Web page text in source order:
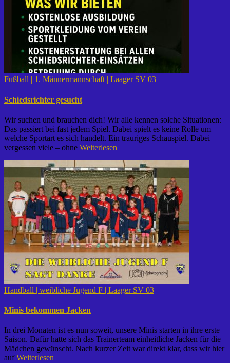
Fußball | 1. Männermannschaft | Laager SV 03
Schiedsrichter gesucht
Wir suchen und brauchen dich! Wir alle kennen solche Situationen:
Das passiert bei fast jedem Spiel. Dabei spielt es keine Rolle um
welche Sportart es sich handelt. Ein trauriges Schauspiel. Dabei
vergessen viele – ohne Weiterlesen
Handball | weibliche Jugend F | Laager SV 03
Minis bekommen Jacken
In drei Monaten ist es nun soweit, unsere Minis starten in ihre erste
Saison. Dafür hatte sich das Trainerteam einheitliche Jacken für die
Mädchen gewünscht. Nach kurzer Zeit war direkt klar, dass wir hier
aufWeiterlesen